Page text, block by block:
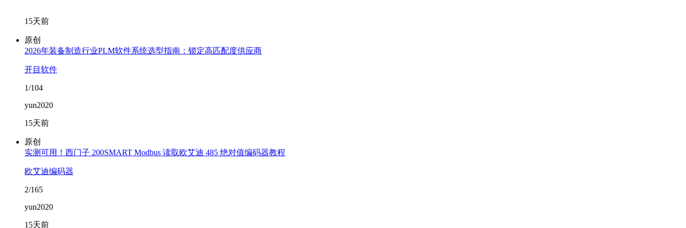
15天前
原创
2026年装备制造行业PLM软件系统选型指南：锁定高匹配度供应商
开目软件
1/104
yun2020
15天前
原创
实测可用！西门子 200SMART Modbus 读取欧艾迪 485 绝对值编码器教程
欧艾迪编码器
2/165
yun2020
15天前